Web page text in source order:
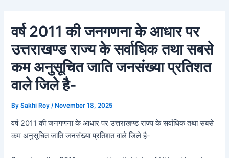
content
वर्ष 2011 की जनगणना के आधार पर
उत्तराखण्ड राज्य के सर्वाधिक तथा सबसे
कम अनुसूचित जाति जनसंख्या प्रतिशत
वाले जिले है-
BySakhi Roy /November 18, 2025
वर्ष 2011 की जनगणना के आधार पर उत्तराखण्ड राज्य के सर्वाधिक तथा सबसे
कम अनुसूचित जाति जनसंख्या प्रतिशत वाले जिले है-